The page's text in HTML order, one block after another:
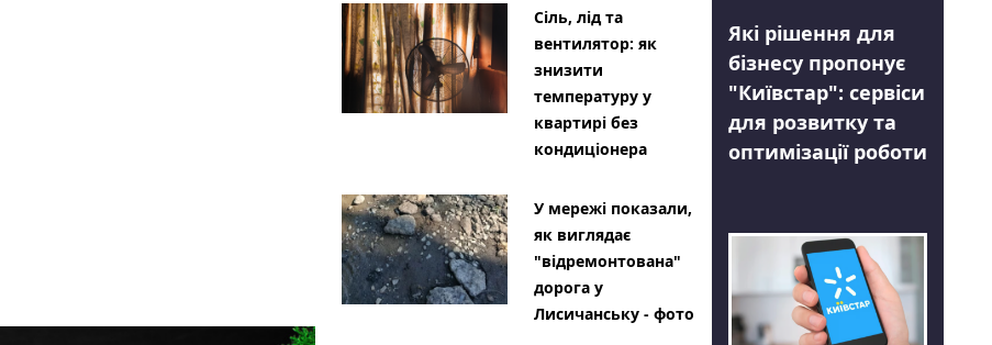
Сіль, лід та
вентилятор: як
знизити
температуру у
квартирі без
кондиціонера
У мережі показали,
як виглядає
"відремонтована"
дорога у
Лисичанську - фото
Які рішення для
бізнесу пропонує
"Київстар": сервіси
для розвитку та
оптимізації роботи